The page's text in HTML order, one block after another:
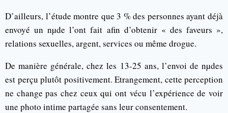
D’ailleurs, l’étude montre que 3 % des personnes ayant déjà
envoyé un nµde l’ont fait afin d’obtenir « des faveurs »,
relations sexuelles, argent, services ou même drogue.
De manière générale, chez les 13-25 ans, l’envoi de nµdes
est perçu plutôt positivement. Etrangement, cette perception
ne change pas chez ceux qui ont vécu l’expérience de voir
une photo intime partagée sans leur consentement.